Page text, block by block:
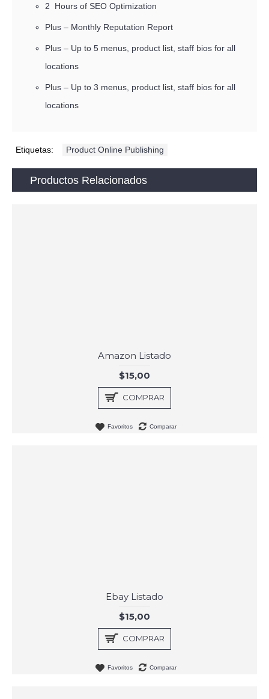
2 Hours of SEO Optimization
Plus – Monthly Reputation Report
Plus – Up to 5 menus, product list, staff bios for all
locations
Plus – Up to 3 menus, product list, staff bios for all
locations
Etiquetas: Product Online Publishing
Productos Relacionados
Amazon Listado
$15,00
COMPRAR
Favoritos Comparar
Ebay Listado
$15,00
COMPRAR
Favoritos Comparar